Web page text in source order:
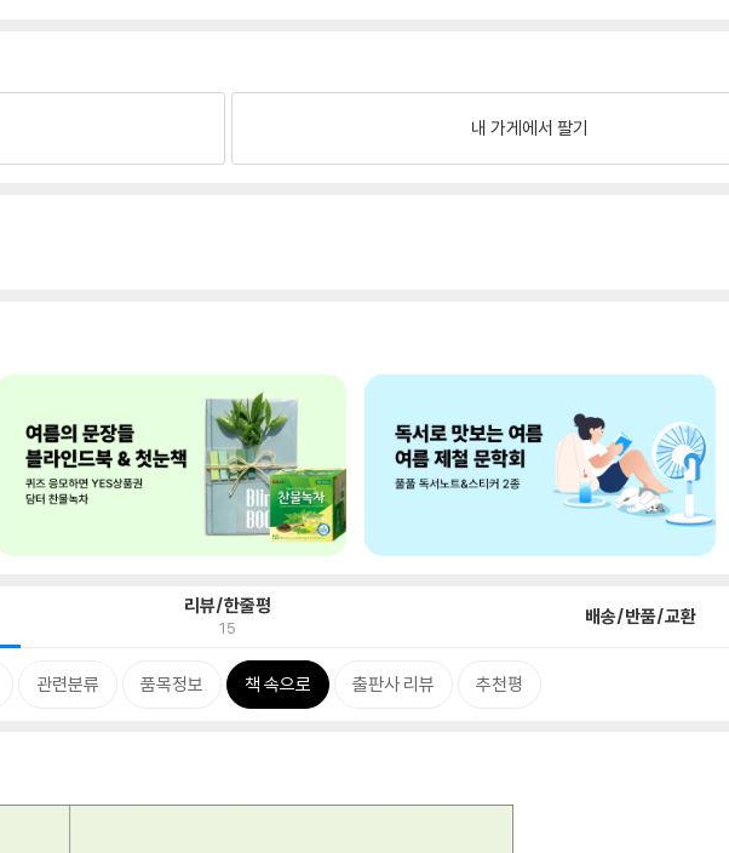
내 가게에서 팔기
리뷰/한줄평
15 배송/반품/교환
관련분류 품목정보 책 속으로 출판사 리뷰 추천평